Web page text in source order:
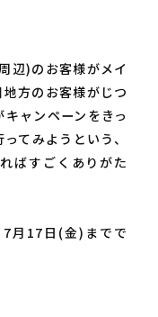
辺)のお客様がメイ
方のお客様がじつ
ャンペーンをきっ
てみようという、
ばすごくありがた
7月17日(金)までで